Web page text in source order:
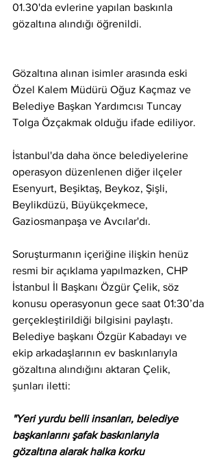
01.30'da evlerine yapılan baskınla
gözaltına alındığı öğrenildi.
Gözaltına alınan isimler arasında eski
Özel Kalem Müdürü Oğuz Kaçmaz ve
Belediye Başkan Yardımcısı Tuncay
Tolga Özçakmak olduğu ifade ediliyor.
İstanbul'da daha önce belediyelerine
operasyon düzenlenen diğer ilçeler
Esenyurt, Beşiktaş, Beykoz, Şişli,
Beylikdüzü, Büyükçekmece,
Gaziosmanpaşa ve Avcılar'dı.
Soruşturmanın içeriğine ilişkin henüz
resmi bir açıklama yapılmazken, CHP
İstanbul İl Başkanı Özgür Çelik, söz
konusu operasyonun gece saat 01:30’da
gerçekleştirildiği bilgisini paylaştı.
Belediye başkanı Özgür Kabadayı ve
ekip arkadaşlarının ev baskınlarıyla
gözaltına alındığını aktaran Çelik,
şunları iletti:
"Yeri yurdu belli insanları, belediye
başkanlarını şafak baskınlarıyla
gözaltına alarak halka korku